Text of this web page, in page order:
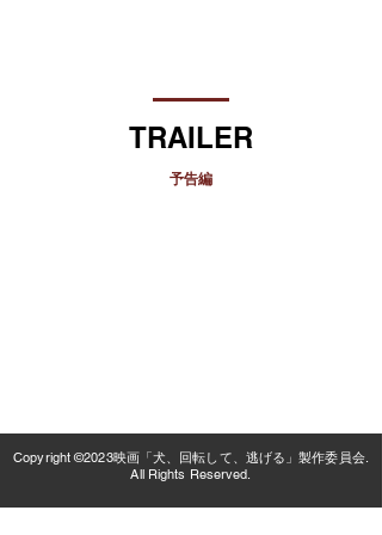
TRAILER
​予告編
Copyright ©2023映画「犬、回転して、逃げる」製作委員会.
All Rights Reserved.